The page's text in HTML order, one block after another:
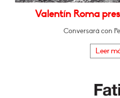
Valentín Roma
Conversará con
Leer